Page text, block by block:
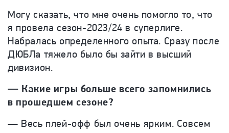
Могу сказать, что мне очень помогло то, что
я провела сезон-2023/24 в суперлиге.
Набралась определенного опыта. Сразу после
ДЮБЛа тяжело было бы зайти в высший
дивизион.
— Какие игры больше всего запомнились
в прошедшем сезоне?
— Весь плей-офф был очень ярким. Совсем